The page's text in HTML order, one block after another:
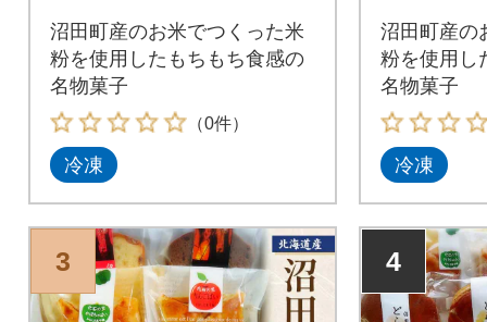
沼田町産のお米でつくった米
粉を使用したもちもち食感の
名物菓子
（0件）
冷凍
沼田町産の
粉を使用し
名物菓子
冷凍
3 4